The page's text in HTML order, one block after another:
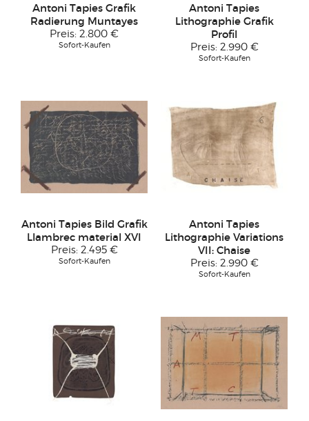
Antoni Tapies Grafik
Radierung Muntayes
Preis: 2.800 €
Sofort-Kaufen
Antoni Tapies
Lithographie Grafik
Profil
Preis: 2.990 €
Sofort-Kaufen
Antoni Tapies Bild Grafik
Llambrec material XVI
Preis: 2.495 €
Sofort-Kaufen
Antoni Tapies
Lithographie Variations
VII: Chaise
Preis: 2.990 €
Sofort-Kaufen